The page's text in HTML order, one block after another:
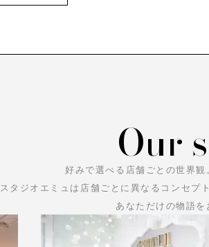
Our
好みで選べる店舗ごとの世界観
スタジオエミュは店舗ごとに異なるコンセプ
あなただけの物語を